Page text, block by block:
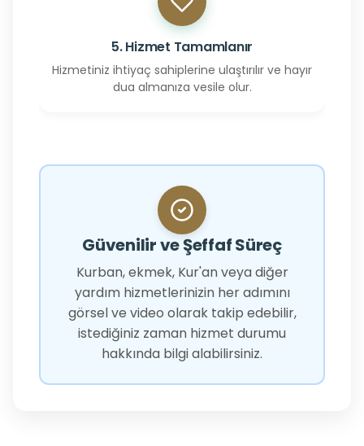
5. Hizmet Tamamlanır
Hizmetiniz ihtiyaç sahiplerine ulaştırılır ve hayır
dua almanıza vesile olur.
Güvenilir ve Şeffaf Süreç
Kurban, ekmek, Kur'an veya diğer
yardım hizmetlerinizin her adımını
görsel ve video olarak takip edebilir,
istediğiniz zaman hizmet durumu
hakkında bilgi alabilirsiniz.